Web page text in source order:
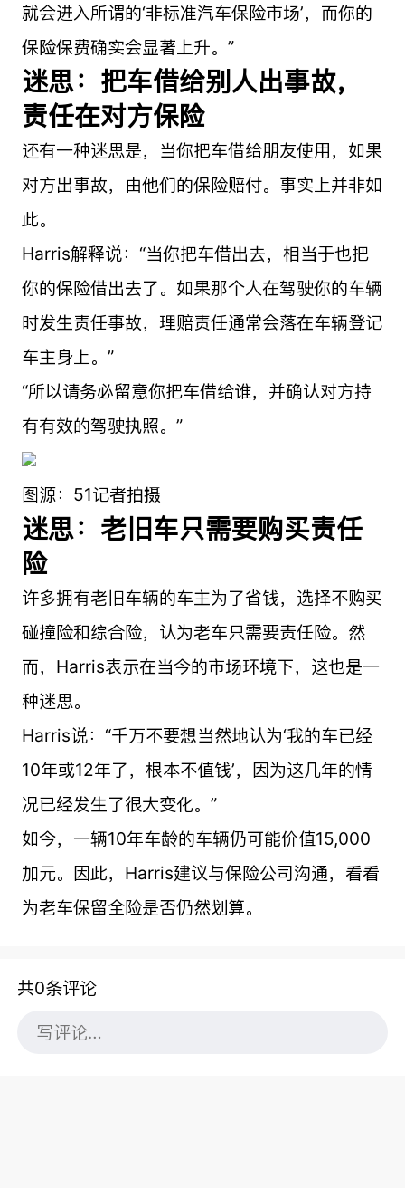
就会进入所谓的‘非标准汽车保险市场’，而你的
保险保费确实会显著上升。”
迷思：把车借给别人出事故，
责任在对方保险
还有一种迷思是，当你把车借给朋友使用，如果
对方出事故，由他们的保险赔付。事实上并非如
此。
Harris解释说：“当你把车借出去，相当于也把
你的保险借出去了。如果那个人在驾驶你的车辆
时发生责任事故，理赔责任通常会落在车辆登记
车主身上。”
“所以请务必留意你把车借给谁，并确认对方持
有有效的驾驶执照。”
图源：51记者拍摄
迷思：老旧车只需要购买责任
险
许多拥有老旧车辆的车主为了省钱，选择不购买
碰撞险和综合险，认为老车只需要责任险。然
而，Harris表示在当今的市场环境下，这也是一
种迷思。
Harris说：“千万不要想当然地认为‘我的车已经
10年或12年了，根本不值钱’，因为这几年的情
况已经发生了很大变化。”
如今，一辆10年车龄的车辆仍可能价值15,000
加元。因此，Harris建议与保险公司沟通，看看
为老车保留全险是否仍然划算。
共0条评论